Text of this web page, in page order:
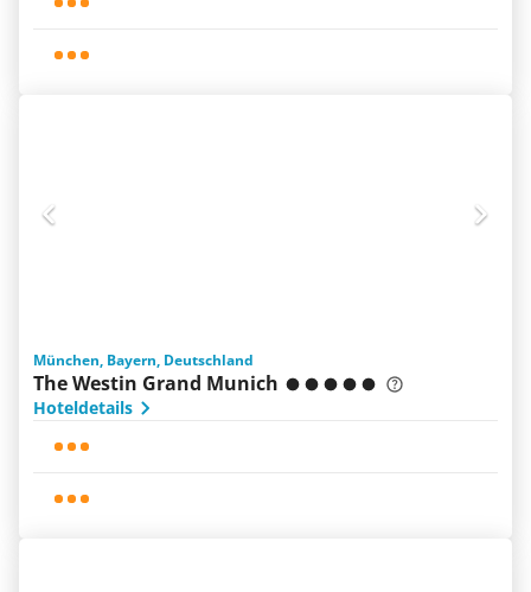
München, Bayern, Deutschland
The Westin Grand Munich
Hoteldetails